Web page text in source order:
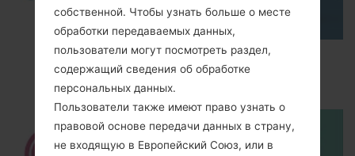
How to Enable Developer Options & USB
Debugging on LG ?
собственной. Чтобы узнать больше о месте
обработки передаваемых данных,
пользователи могут посмотреть раздел,
содержащий сведения об обработке
персональных данных.
Пользователи также имеют право узнать о
правовой основе передачи данных в страну,
не входящую в Европейский Союз, или в